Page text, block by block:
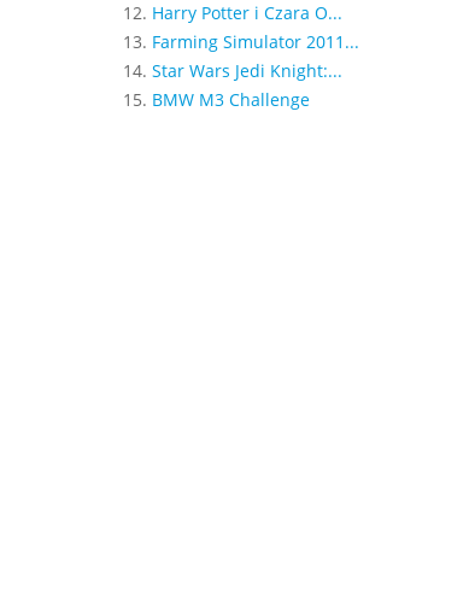
12. Harry Potter i Czara O...
13. Farming Simulator 2011...
14. Star Wars Jedi Knight:...
15. BMW M3 Challenge